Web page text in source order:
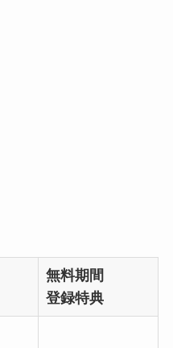
無料期間
登録特典